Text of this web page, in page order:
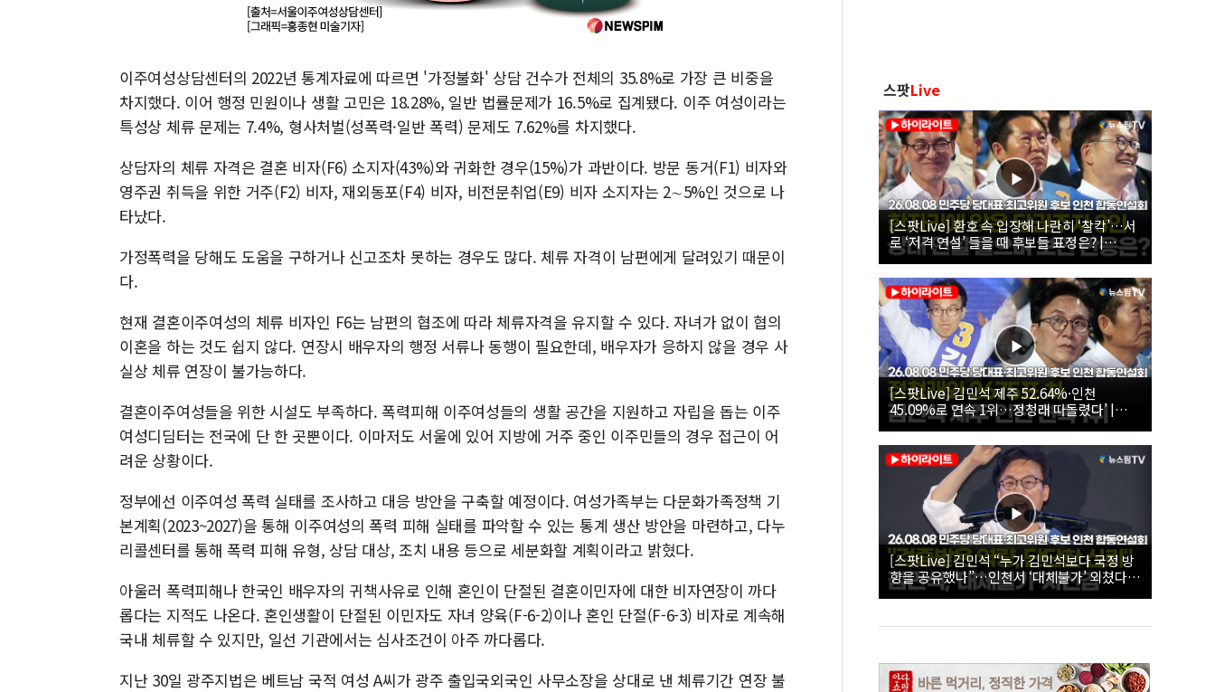
이주여성상담센터의 2022년 통계자료에 따르면 '가정불화' 상담 건수가 전체의 35.8%로 가장 큰 비중을
차지했다. 이어 행정 민원이나 생활 고민은 18.28%, 일반 법률문제가 16.5%로 집계됐다. 이주 여성이라는
특성상 체류 문제는 7.4%, 형사처벌(성폭력·일반 폭력) 문제도 7.62%를 차지했다.
상담자의 체류 자격은 결혼 비자(F6) 소지자(43%)와 귀화한 경우(15%)가 과반이다. 방문 동거(F1) 비자와
영주권 취득을 위한 거주(F2) 비자, 재외동포(F4) 비자, 비전문취업(E9) 비자 소지자는 2∼5%인 것으로 나
타났다.
가정폭력을 당해도 도움을 구하거나 신고조차 못하는 경우도 많다. 체류 자격이 남편에게 달려있기 때문이
다.
현재 결혼이주여성의 체류 비자인 F6는 남편의 협조에 따라 체류자격을 유지할 수 있다. 자녀가 없이 협의
이혼을 하는 것도 쉽지 않다. 연장시 배우자의 행정 서류나 동행이 필요한데, 배우자가 응하지 않을 경우 사
실상 체류 연장이 불가능하다.
결혼이주여성들을 위한 시설도 부족하다. 폭력피해 이주여성들의 생활 공간을 지원하고 자립을 돕는 이주
여성디딤터는 전국에 단 한 곳뿐이다. 이마저도 서울에 있어 지방에 거주 중인 이주민들의 경우 접근이 어
려운 상황이다.
정부에선 이주여성 폭력 실태를 조사하고 대응 방안을 구축할 예정이다. 여성가족부는 다문화가족정책 기
본계획(2023~2027)을 통해 이주여성의 폭력 피해 실태를 파악할 수 있는 통계 생산 방안을 마련하고, 다누
리콜센터를 통해 폭력 피해 유형, 상담 대상, 조치 내용 등으로 세분화할 계획이라고 밝혔다.
아울러 폭력피해나 한국인 배우자의 귀책사유로 인해 혼인이 단절된 결혼이민자에 대한 비자연장이 까다
롭다는 지적도 나온다. 혼인생활이 단절된 이민자도 자녀 양육(F-6-2)이나 혼인 단절(F-6-3) 비자로 계속해
국내 체류할 수 있지만, 일선 기관에서는 심사조건이 아주 까다롭다.
지난 30일 광주지법은 베트남 국적 여성 A씨가 광주 출입국외국인 사무소장을 상대로 낸 체류기간 연장 불
스팟Live
[스팟Live] 환호 속 입장해 나란히 ‘찰칵’…서
로 ‘저격 연설’ 들을 때 후보들 표정은? |
26.08.08 더불어민주당 당대표·최고위원 후
보 인천 합동연설회
[스팟Live] 김민석 제주 52.64%·인천
45.09%로 연속 1위…정청래 따돌렸다’ |
26.08.08 더불어민주당 당대표·최고위원 후
보 인천 합동연설회
[스팟Live] 김민석 “누가 김민석보다 국정 방
향을 공유했나”…인천서 ‘대체불가’ 외쳤다 |
26.08.08 더불어민주당 당대표·최고위원 후